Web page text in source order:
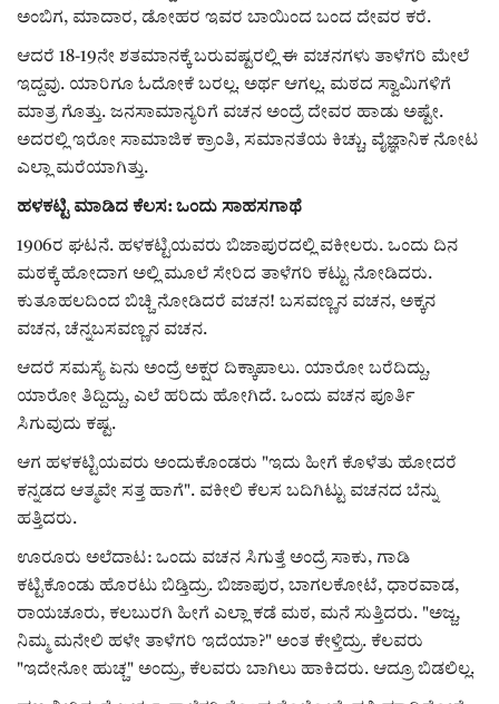
ಅಂಬಿಗ, ಮಾದಾರ, ಡೋಹರ ಇವರ ಬಾಯಿಂದ ಬಂದ ದೇವರ ಕರೆ.
ಆದರೆ 18-19ನೇ ಶತಮಾನಕ್ಕೆ ಬರುವಷ್ಟರಲ್ಲಿ ಈ ವಚನಗಳು ತಾಳೆಗರಿ ಮೇಲೆ
ಇದ್ದವು. ಯಾರಿಗೂ ಓದೋಕೆ ಬರಲ್ಲ. ಅರ್ಥ ಆಗಲ್ಲ. ಮಠದ ಸ್ವಾಮಿಗಳಿಗೆ
ಮಾತ್ರ ಗೊತ್ತು. ಜನಸಾಮಾನ್ಯರಿಗೆ ವಚನ ಅಂದ್ರೆ ದೇವರ ಹಾಡು ಅಷ್ಟೇ.
ಅದರಲ್ಲಿ ಇರೋ ಸಾಮಾಜಿಕ ಕ್ರಾಂತಿ, ಸಮಾನತೆಯ ಕಿಚ್ಚು, ವೈಜ್ಞಾನಿಕ ನೋಟ
ಎಲ್ಲಾ ಮರೆಯಾಗಿತ್ತು.
ಹಳಕಟ್ಟಿ ಮಾಡಿದ ಕೆಲಸ: ಒಂದು ಸಾಹಸಗಾಥೆ
1906ರ ಘಟನೆ. ಹಳಕಟ್ಟಿಯವರು ಬಿಜಾಪುರದಲ್ಲಿ ವಕೀಲರು. ಒಂದು ದಿನ
ಮಠಕ್ಕೆ ಹೋದಾಗ ಅಲ್ಲಿ ಮೂಲೆ ಸೇರಿದ ತಾಳೆಗರಿ ಕಟ್ಟು ನೋಡಿದರು.
ಕುತೂಹಲದಿಂದ ಬಿಚ್ಚಿ ನೋಡಿದರೆ ವಚನ! ಬಸವಣ್ಣನ ವಚನ, ಅಕ್ಕನ
ವಚನ, ಚೆನ್ನಬಸವಣ್ಣನ ವಚನ.
ಆದರೆ ಸಮಸ್ಯೆ ಏನು ಅಂದ್ರೆ ಅಕ್ಷರ ದಿಕ್ಕಾಪಾಲು. ಯಾರೋ ಬರೆದಿದ್ದು,
ಯಾರೋ ತಿದ್ದಿದ್ದು, ಎಲೆ ಹರಿದು ಹೋಗಿದೆ. ಒಂದು ವಚನ ಪೂರ್ತಿ
ಸಿಗುವುದು ಕಷ್ಟ.
ಆಗ ಹಳಕಟ್ಟಿಯವರು ಅಂದುಕೊಂಡರು "ಇದು ಹೀಗೆ ಕೊಳೆತು ಹೋದರೆ
ಕನ್ನಡದ ಆತ್ಮವೇ ಸತ್ತ ಹಾಗೆ". ವಕೀಲಿ ಕೆಲಸ ಬದಿಗಿಟ್ಟು ವಚನದ ಬೆನ್ನು
ಹತ್ತಿದರು.
ಊರೂರು ಅಲೆದಾಟ: ಒಂದು ವಚನ ಸಿಗುತ್ತೆ ಅಂದ್ರೆ ಸಾಕು, ಗಾಡಿ
ಕಟ್ಟಿಕೊಂಡು ಹೊರಟು ಬಿಡ್ತಿದ್ರು. ಬಿಜಾಪುರ, ಬಾಗಲಕೋಟೆ, ಧಾರವಾಡ,
ರಾಯಚೂರು, ಕಲಬುರಗಿ ಹೀಗೆ ಎಲ್ಲಾ ಕಡೆ ಮಠ, ಮನೆ ಸುತ್ತಿದರು. "ಅಜ್ಜ,
ನಿಮ್ಮ ಮನೇಲಿ ಹಳೇ ತಾಳೆಗರಿ ಇದೆಯಾ?" ಅಂತ ಕೇಳ್ತಿದ್ರು. ಕೆಲವರು
"ಇದೇನೋ ಹುಚ್ಚ" ಅಂದ್ರು, ಕೆಲವರು ಬಾಗಿಲು ಹಾಕಿದರು. ಆದ್ರೂ ಬಿಡಲಿಲ್ಲ.